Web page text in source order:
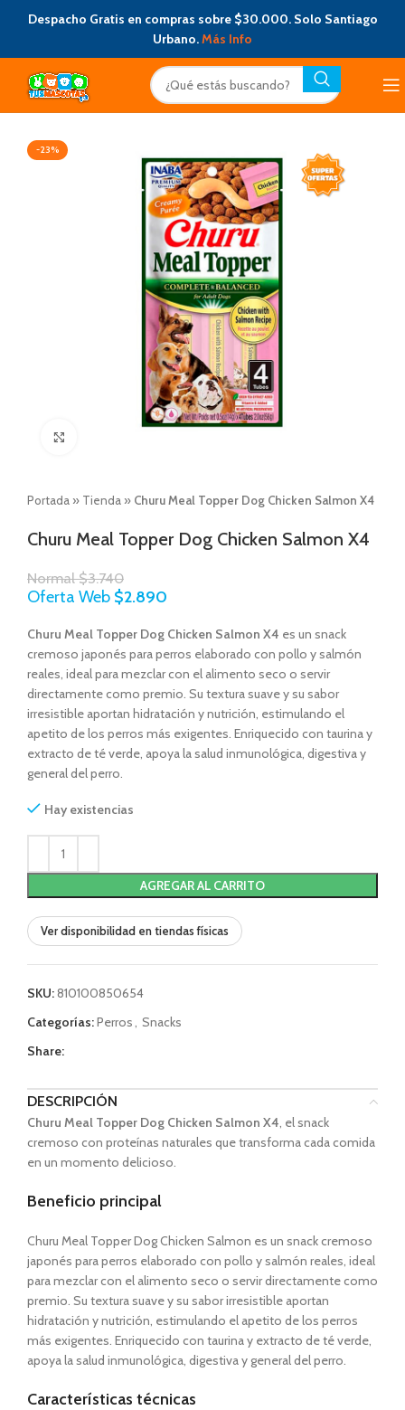
Despacho Gratis en compras sobre $30.000. Solo Santiago
Urbano.Más Info
-23%
Portada » Tienda » Churu Meal Topper Dog Chicken Salmon X4
Churu Meal Topper Dog Chicken Salmon X4
Normal$3.740
Oferta Web $2.890
Churu Meal Topper Dog Chicken Salmon X4 es un snack
cremoso japonés para perros elaborado con pollo y salmón
reales, ideal para mezclar con el alimento seco o servir
directamente como premio. Su textura suave y su sabor
irresistible aportan hidratación y nutrición, estimulando el
apetito de los perros más exigentes. Enriquecido con taurina y
extracto de té verde, apoya la salud inmunológica, digestiva y
general del perro.
Hay existencias
AGREGAR AL CARRITO
Ver disponibilidad en tiendas físicas
SKU:810100850654
Categorías:Perros, Snacks
Share:
DESCRIPCIÓN
Churu Meal Topper Dog Chicken Salmon X4, el snack
cremoso con proteínas naturales que transforma cada comida
en un momento delicioso.
Beneficio principal
Churu Meal Topper Dog Chicken Salmon es un snack cremoso
japonés para perros elaborado con pollo y salmón reales, ideal
para mezclar con el alimento seco o servir directamente como
premio. Su textura suave y su sabor irresistible aportan
hidratación y nutrición, estimulando el apetito de los perros
más exigentes. Enriquecido con taurina y extracto de té verde,
apoya la salud inmunológica, digestiva y general del perro.
Características técnicas